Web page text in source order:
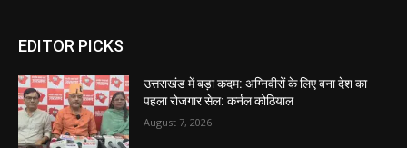
EDITOR PICKS
उत्तराखंड में बड़ा कदम: अग्निवीरों के लिए बना देश का
पहला रोजगार सेल: कर्नल कोठियाल
August 7, 2026